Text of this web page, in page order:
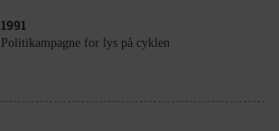
1991
Politikampagne for lys på cyklen